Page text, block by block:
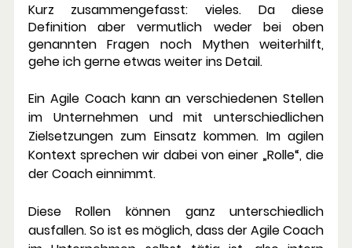
Kurz zusammengefasst: vieles. Da diese
Definition aber vermutlich weder bei oben
genannten Fragen noch Mythen weiterhilft,
gehe ich gerne etwas weiter ins Detail.
Ein Agile Coach kann an verschiedenen Stellen
im Unternehmen und mit unterschiedlichen
Zielsetzungen zum Einsatz kommen. Im agilen
Kontext sprechen wir dabei von einer „Rolle“, die
der Coach einnimmt.
Diese Rollen können ganz unterschiedlich
ausfallen. So ist es möglich, dass der Agile Coach